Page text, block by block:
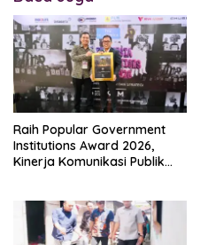
Raih Popular Government
Institutions Award 2026,
Kinerja Komunikasi Publik